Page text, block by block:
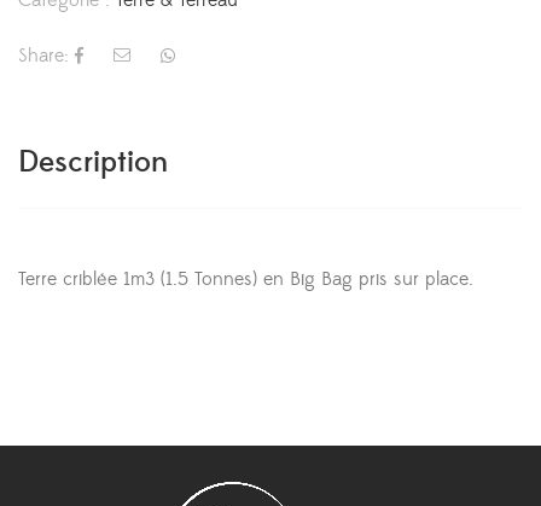
Share:
Description
Terre criblée 1m3 (1.5 Tonnes) en Big Bag pris sur place.